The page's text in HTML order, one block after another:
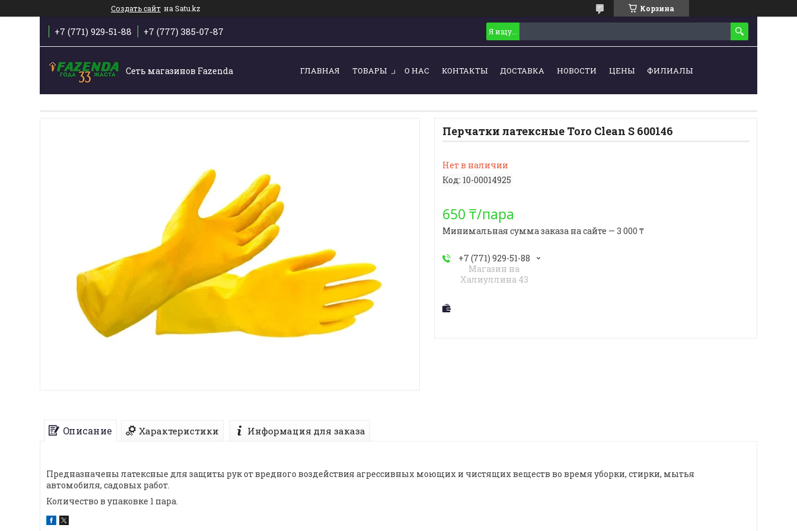
Создать сайт на Satu.kz Корзина
+7 (771) 929-51-88 +7 (777) 385-07-87
Сеть магазинов Fazenda ГЛАВНАЯ ТОВАРЫ О НАС КОНТАКТЫ ДОСТАВКА НОВОСТИ ЦЕНЫ ФИЛИАЛЫ
Перчатки латексные Toro Clean S 600146
Нет в наличии
Код: 10-00014925
650 ₸/пара
Минимальная сумма заказа на сайте — 3 000 ₸
+7 (771) 929-51-88
Магазин на
Халиуллина 43
Описание Характеристики Информация для заказа
Предназначены латексные для защиты рук от вредного воздействия агрессивных моющих и чистящих веществ во время уборки, стирки, мытья
автомобиля, садовых работ.
Количество в упаковке 1 пара.